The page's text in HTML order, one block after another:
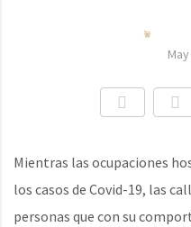
Mientras las ocupaciones
los casos de Covid-19, las
personas que con su